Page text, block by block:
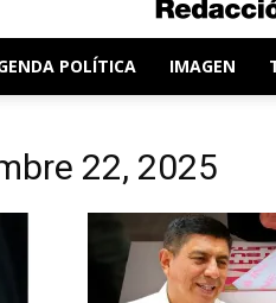
POLÍTICA IMAGEN
22, 2025